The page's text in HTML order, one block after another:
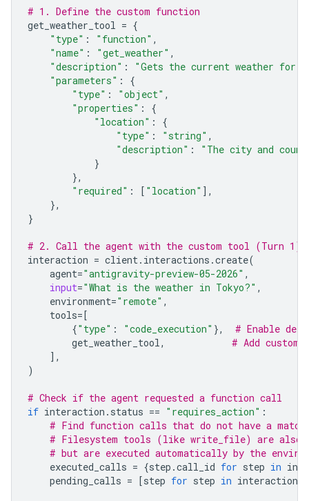
# 1. Define the custom function
get_weather_tool = {
"type" : "function" ,
"name" : "get_weather" ,
"description" :
"Gets the current weather for
"parameters" :
{
"type" : "object" ,
"properties" :
{
"location" :
{
"type" : "string" ,
"description" :
"The city and
}
},
"required" : [ "location" ],
},
}
# 2. Call the agent with the custom tool (Turn 1)
interaction = client. interactions .create(
agent="antigravity-preview-05-2026" ,
input="What is the weather in Tokyo?" ,
environment="remote" ,
tools=[
{"type" : "code_execution" },
# Enable
get_weather_tool,
# Add custom
],
)
# Check if the agent requested a function call
if interaction . status == "requires_action" :
# Find function calls that do not have a
# Filesystem tools (like write_file) are also
# but are executed automatically by the
executed_calls = {step .call_id for step in
pending_calls = [step for step in interaction